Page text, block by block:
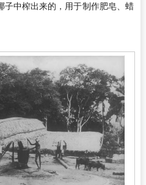
子中榨出来的，用于制作肥皂、蜡